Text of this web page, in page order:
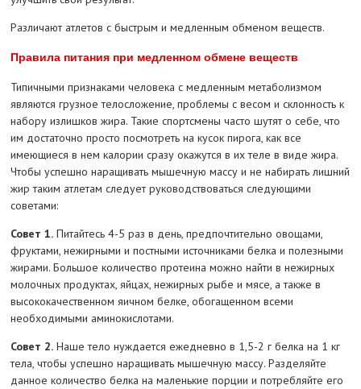
Различают атлетов с быстрым и медленным обменом веществ.
Правила питания при медленном обмене веществ
Типичными признаками человека с медленным метаболизмом
являются грузное телосложение, проблемы с весом и склонность к
набору излишков жира. Такие спортсмены часто шутят о себе, что
им достаточно просто посмотреть на кусок пирога, как все
имеющиеся в нем калории сразу окажутся в их теле в виде жира.
Чтобы успешно наращивать мышечную массу и не набирать лишний
жир таким атлетам следует руководствоваться следующими
советами:
Совет 1.Питайтесь 4-5 раз в день, предпочтительно овощами,
фруктами, нежирными и постными источниками белка и полезными
жирами. Большое количество протеина можно найти в нежирных
молочных продуктах, яйцах, нежирных рыбе и мясе, а также в
высококачественном яичном белке, обогащенном всеми
необходимыми аминокислотами.
Совет 2.Наше тело нуждается ежедневно в 1,5-2 г белка на 1 кг
тела, чтобы успешно наращивать мышечную массу. Разделяйте
данное количество белка на маленькие порции и потребляйте его